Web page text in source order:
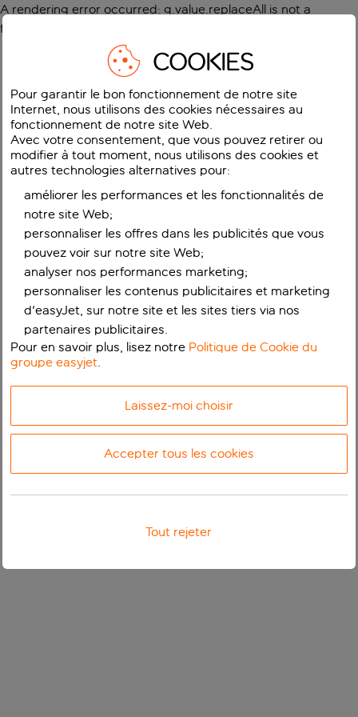
A rendering error occurred: g.value.replaceAll is not a
function
COOKIES
Pour garantir le bon fonctionnement de notre site
Internet, nous utilisons des cookies nécessaires au
fonctionnement de notre site Web.
Avec votre consentement, que vous pouvez retirer ou
modifier à tout moment, nous utilisons des cookies et
autres technologies alternatives pour:
améliorer les performances et les fonctionnalités de
notre site Web;
personnaliser les offres dans les publicités que vous
pouvez voir sur notre site Web;
analyser nos performances marketing;
personnaliser les contenus publicitaires et marketing
d'easyJet, sur notre site et les sites tiers via nos
partenaires publicitaires.
Pour en savoir plus, lisez notre Politique de Cookie du
groupe easyjet.
Laissez-moi choisir
Accepter tous les cookies
Tout rejeter